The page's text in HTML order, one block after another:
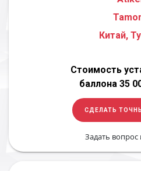
Китай,
Стоимость
баллона 35
СДЕЛАТЬ
Задать